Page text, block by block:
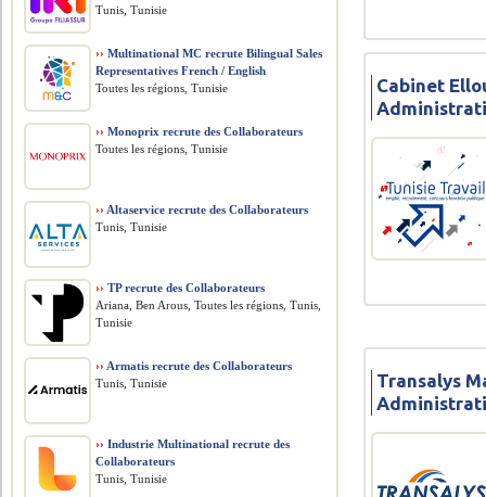
Cabinet
Transalys
Tunis, Tunisie
›› Multinational MC recrute Bilingual Sales
Representatives French / English
Toutes les régions, Tunisie
›› Monoprix recrute des Collaborateurs
Toutes les régions, Tunisie
›› Altaservice recrute des Collaborateurs
Tunis, Tunisie
›› TP recrute des Collaborateurs
Ariana, Ben Arous, Toutes les régions, Tunis,
Tunisie
›› Armatis recrute des Collaborateurs
Tunis, Tunisie
›› Industrie Multinational recrute des
Collaborateurs
Tunis, Tunisie